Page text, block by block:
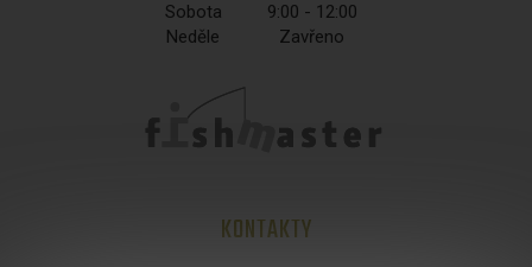
Sobota
9:00 - 12:00
Neděle
Zavřeno
KONTAKTY